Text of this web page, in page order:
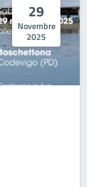
29
Novembre
2025